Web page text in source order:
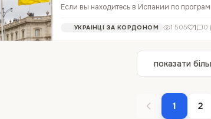
Если вы находитесь в Испании по
для украинцев до марта 2025 года, и
УКРАЇНЦІ ЗА КОРДОНОМ 1 505 1 0·
показати
1 2